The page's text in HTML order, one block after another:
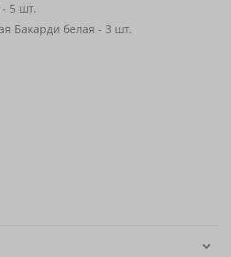
- 5 шт.
Бакарди белая - 3 шт.